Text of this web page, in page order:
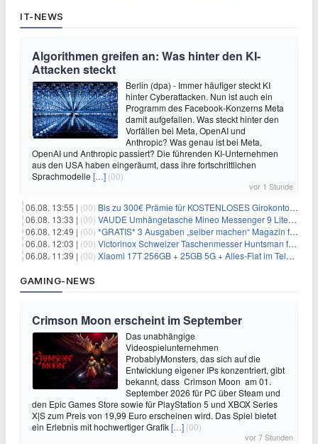
IT-NEWS
Algorithmen greifen an: Was hinter den KI-
Attacken steckt
Berlin (dpa) - Immer häufiger steckt KI
hinter Cyberattacken. Nun ist auch ein
Programm des Facebook-Konzerns Meta
damit aufgefallen. Was steckt hinter den
Vorfällen bei Meta, OpenAI und
Anthropic? Was genau ist bei Meta,
OpenAI und Anthropic passiert? Die führenden KI-Unternehmen
aus den USA haben eingeräumt, dass ihre fortschrittlichen
Sprachmodelle […] (00)
vor 1 Stunde
06.08. 13:55 | (00) Bis zu 300€ Prämie für KOSTENLOSES Girokonto bei der Santander – 50€ schon nach 1 Woche!
06.08. 13:33 | (00) VAUDE Umhängetasche Mineo Messenger 9 Liter für 26,89€
06.08. 12:49 | (00) *GRATIS* 3 Ausgaben „selber machen“ Magazin für 0€ (statt 13,35€)
06.08. 12:03 | (00) Victorinox Schweizer Taschenmesser Huntsman für 32,99€
06.08. 11:39 | (00) Xiaomi 17T 256GB + 25GB 5G + Alles-Flat im Telekom-Netz für 9,99€/Monat
GAMING-NEWS
Crimson Moon erscheint im September
Das unabhängige
Videospielunternehmen
ProbablyMonsters, das sich auf die
Entwicklung eigener IPs konzentriert, gibt
bekannt, dass Crimson Moon am 01.
September 2026 für PC über Steam und
den Epic Games Store sowie für PlayStation 5 und XBOX Series
X|S zum Preis von 19,99 Euro erscheinen wird. Das Spiel bietet
ein Erlebnis mit hochwertiger Grafik[…] (00)
vor 7 Stunden